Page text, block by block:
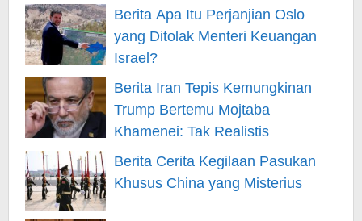
Berita Apa Itu Perjanjian Oslo
yang Ditolak Menteri Keuangan
Israel?
Berita Iran Tepis Kemungkinan
Trump Bertemu Mojtaba
Khamenei: Tak Realistis
Berita Cerita Kegilaan Pasukan
Khusus China yang Misterius